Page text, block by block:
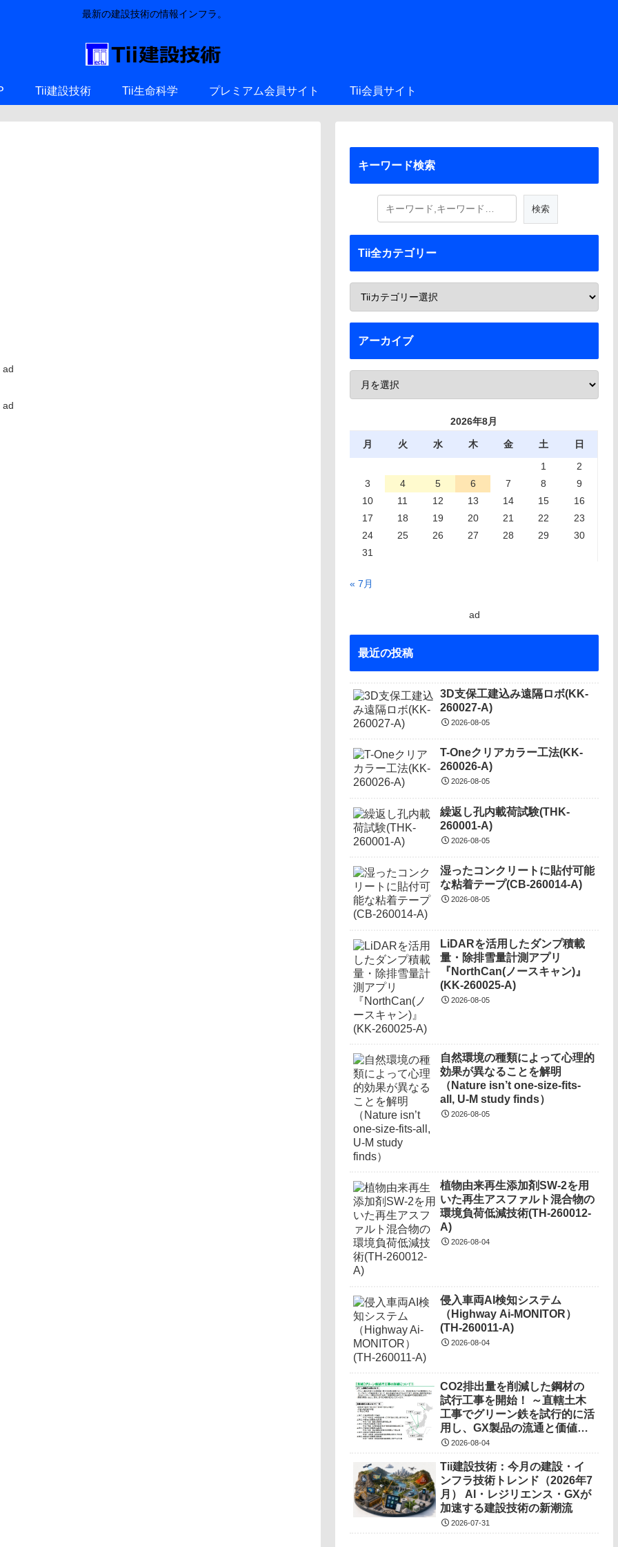
最新の建設技術の情報インフラ。
Tii建設技術 Tii生命科学 プレミアム会員サイト Tii会員サイト
ad
ad
キーワード検索
Tii全カテゴリー
アーカイブ
2026年8月
月 火 水 木 金 土
日
1
2
3
4 5 6 7 8
9
10
11 12 13 14 15
16
17
18 19 20 21 22
23
24
25 26 27 28 29
30
31
« 7月
ad
最近の投稿
3D支保工建込み遠隔ロボ(KK-
260027-A)
2026-08-05
T-Oneクリアカラー工法(KK-
260026-A)
2026-08-05
繰返し孔内載荷試験(THK-
260001-A)
2026-08-05
湿ったコンクリートに貼付可能
な粘着テープ(CB-260014-A)
2026-08-05
LiDARを活用したダンプ積載
量・除排雪量計測アプリ
『NorthCan(ノースキャン)』
(KK-260025-A)
2026-08-05
自然環境の種類によって心理的
効果が異なることを解明
（Nature isn’t one-size-fits-
all, U-M study finds）
2026-08-05
植物由来再生添加剤SW-2を用
いた再生アスファルト混合物の
環境負荷低減技術(TH-260012-
A)
2026-08-04
侵入車両AI検知システム
（Highway Ai-MONITOR）
(TH-260011-A)
2026-08-04
CO2排出量を削減した鋼材の
試行工事を開始！ ～直轄土木
工事でグリーン鉄を試行的に活
用し、GX製品の流通と価値の
調査を実施～
2026-08-04
Tii建設技術：今月の建設・イ
ンフラ技術トレンド（2026年7
月） AI・レジリエンス・GXが
加速する建設技術の新潮流
2026-07-31